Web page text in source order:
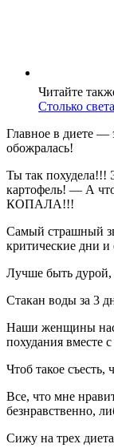
Читайте
Столько
Главное в диете
обожралась!
Ты так похудела!!!
картофель! — А
КОПАЛА!!!
Самый стрaшный
критичeскиe дни
Лучше быть
Стакан воды за 3
Наши женщины
похудания вместе
Чтоб такое
Все, что мне
безнравственно,
Сижу на трех